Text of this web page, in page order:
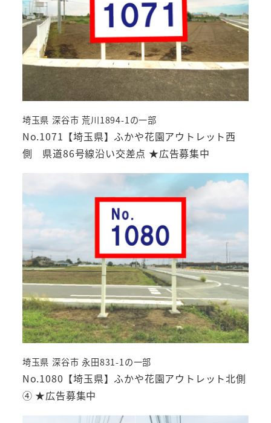
No.1071【埼玉県】ふかや花園アウトレット西
側 県道86号線沿い交差点 ★広告募集中
埼玉県 深谷市 荒川1894-1の一部
No.1080【埼玉県】ふかや花園アウトレット北側
④ ★広告募集中
埼玉県 深谷市 永田831-1の一部